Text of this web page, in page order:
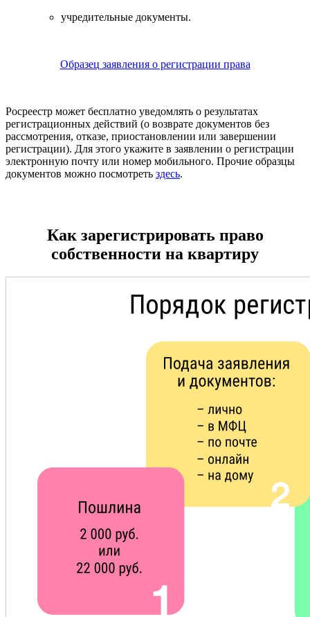
учредительные документы.
Образец заявления о регистрации права
Росреестр может бесплатно уведомлять о результатах
регистрационных действий (о возврате документов без
рассмотрения, отказе, приостановлении или завершении
регистрации). Для этого укажите в заявлении о регистрации
электронную почту или номер мобильного. Прочие образцы
документов можно посмотреть здесь.
Как зарегистрировать право
собственности на квартиру